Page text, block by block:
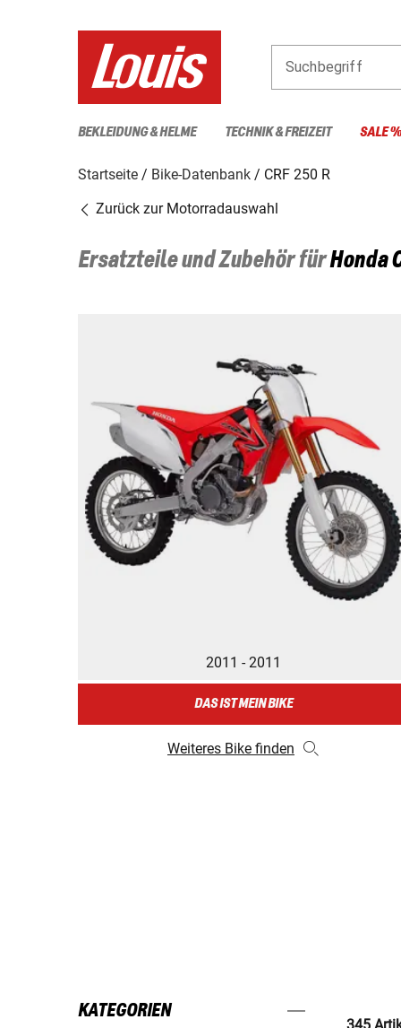
Suchbegriff
BEKLEIDUNG & HELME TECHNIK & FREIZEIT SALE %
Startseite Bike-Datenbank
CRF 250 R
Zurück zur Motorradauswahl
Ersatzteile und Zubehör fürHonda
2011 - 2011
DAS IST MEIN BIKE
Weiteres Bike finden
KATEGORIEN